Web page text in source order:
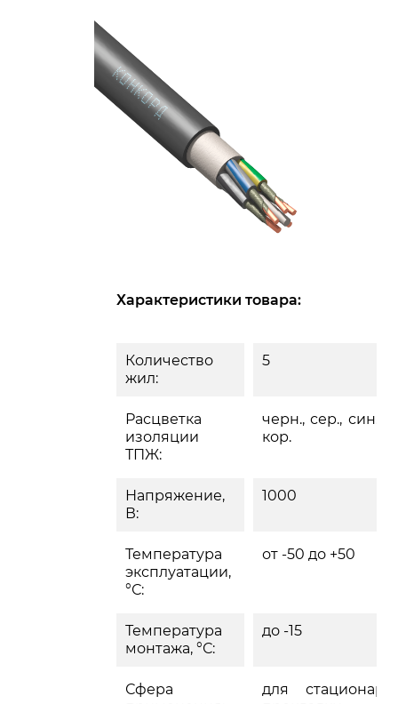
Характеристики товара:
Количество
жил:
5
Расцветка
изоляции
ТПЖ:
черн., сер., син.,
кор.
Напряжение,
В:
1000
Температура
эксплуатации,
°С:
от -50 до +50
Температура
монтажа, °С:
до -15
Сфера
для